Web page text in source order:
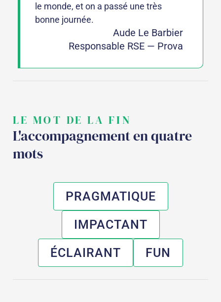
le monde, et on a passé une très
bonne journée.
Aude Le Barbier
Responsable RSE — Prova
LE MOT DE LA FIN
L'accompagnement en quatre
mots
PRAGMATIQUE
IMPACTANT
ÉCLAIRANT
FUN